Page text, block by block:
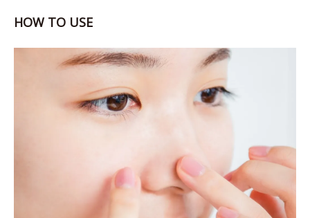
HOW TO USE